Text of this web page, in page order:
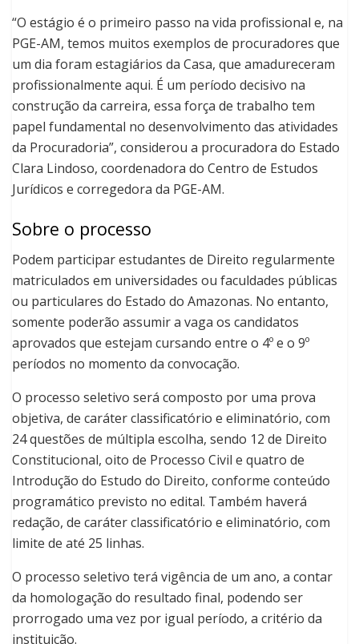
“O estágio é o primeiro passo na vida profissional e, na
PGE-AM, temos muitos exemplos de procuradores que
um dia foram estagiários da Casa, que amadureceram
profissionalmente aqui. É um período decisivo na
construção da carreira, essa força de trabalho tem
papel fundamental no desenvolvimento das atividades
da Procuradoria”, considerou a procuradora do Estado
Clara Lindoso, coordenadora do Centro de Estudos
Jurídicos e corregedora da PGE-AM.
Sobre o processo
Podem participar estudantes de Direito regularmente
matriculados em universidades ou faculdades públicas
ou particulares do Estado do Amazonas. No entanto,
somente poderão assumir a vaga os candidatos
aprovados que estejam cursando entre o 4º e o 9º
períodos no momento da convocação.
O processo seletivo será composto por uma prova
objetiva, de caráter classificatório e eliminatório, com
24 questões de múltipla escolha, sendo 12 de Direito
Constitucional, oito de Processo Civil e quatro de
Introdução do Estudo do Direito, conforme conteúdo
programático previsto no edital. Também haverá
redação, de caráter classificatório e eliminatório, com
limite de até 25 linhas.
O processo seletivo terá vigência de um ano, a contar
da homologação do resultado final, podendo ser
prorrogado uma vez por igual período, a critério da
instituição.